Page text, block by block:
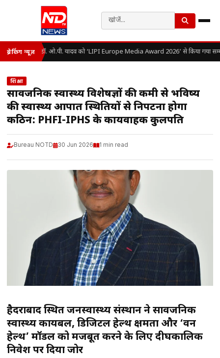
ब्रेकिंग न्यूज़ डॉ. ओ.पी. यादव को ‘LIPI Europe Media Award 2026’ से किया गया
शिक्षा
सार्वजनिक स्वास्थ्य विशेषज्ञों की कमी से भविष्य
की स्वास्थ्य आपात स्थितियों से निपटना होगा
कठिन: PHFI-IPHS के कार्यवाहक कुलपति
Bureau NOTD 30 Jun 2026 1 min read
हैदराबाद स्थित जनस्वास्थ्य संस्थान ने सार्वजनिक
स्वास्थ्य कार्यबल, डिजिटल हेल्थ क्षमता और ‘वन
हेल्थ’ मॉडल को मजबूत करने के लिए दीर्घकालिक
निवेश पर दिया जोर